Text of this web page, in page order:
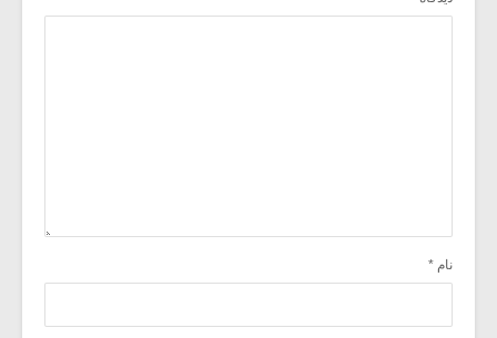
نام *